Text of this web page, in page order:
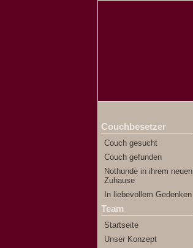
Couchbesetzer
Couch gesucht
Couch gefunden
Nothunde in ihrem neuen
Zuhause
In liebevollem Gedenken
Team
Startseite
Unser Konzept